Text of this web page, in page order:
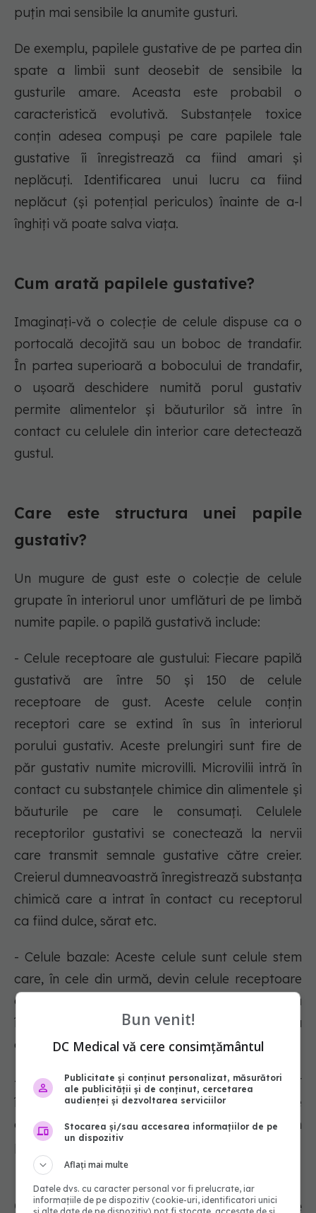
puțin mai sensibile la anumite gusturi.
De exemplu, papilele gustative de pe partea din
spate a limbii sunt deosebit de sensibile la
gusturile amare. Aceasta este probabil o
caracteristică evolutivă. Substanțele toxice
conțin adesea compuși pe care papilele tale
gustative îi înregistrează ca fiind amari și
neplăcuți. Identificarea unui lucru ca fiind
neplăcut (și potențial periculos) înainte de a-l
înghiți vă poate salva viața.
Cum arată papilele gustative?
Imaginați-vă o colecție de celule dispuse ca o
portocală decojită sau un boboc de trandafir.
În partea superioară a bobocului de trandafir,
o ușoară deschidere numită porul gustativ
permite alimentelor și băuturilor să intre în
contact cu celulele din interior care detectează
gustul.
Care este structura unei papile
gustativ?
Un mugure de gust este o colecție de celule
grupate în interiorul unor umflături de pe limbă
numite papile. o papilă gustativă include:
- Celule receptoare ale gustului: Fiecare papilă
gustativă are între 50 și 150 de celule
receptoare de gust. Aceste celule conțin
receptori care se extind în sus în interiorul
porului gustativ. Aceste prelungiri sunt fire de
păr gustativ numite microvilli. Microvilii intră în
contact cu substanțele chimice din alimentele și
băuturile pe care le consumați. Celulele
receptorilor gustativi se conectează la nervii
care transmit semnale gustative către creier.
Creierul dumneavoastră înregistrează substanța
chimică care a intrat în contact cu receptorul
ca fiind dulce, sărat etc.
- Celule bazale: Aceste celule sunt celule stem
care, în cele din urmă, devin celule receptoare
ale gustului. Organismul dumneavoastră
înlocuiește celulele receptorilor de gust la
aproximativ fiecare 10 zile.
- Celule de susținerr: Aceste celule sunt
împrăștiate în papilele gustative alături de
celulele receptorilor de gust. Deși se află în
papilele tale gustative, nu pot detecta gustul.
Cât de des se schimbă papilele
Bun venit!
DC Medical vă cere consimțământul
Publicitate și conținut personalizat, măsurători
ale publicității și de conținut, cercetarea
audienței și dezvoltarea serviciilor
Stocarea și/sau accesarea informațiilor de pe
un dispozitiv
Aflați mai multe
Datele dvs. cu caracter personal vor fi prelucrate, iar
informațiile de pe dispozitiv (cookie-uri, identificatori unici